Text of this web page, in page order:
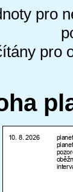
pro
pro